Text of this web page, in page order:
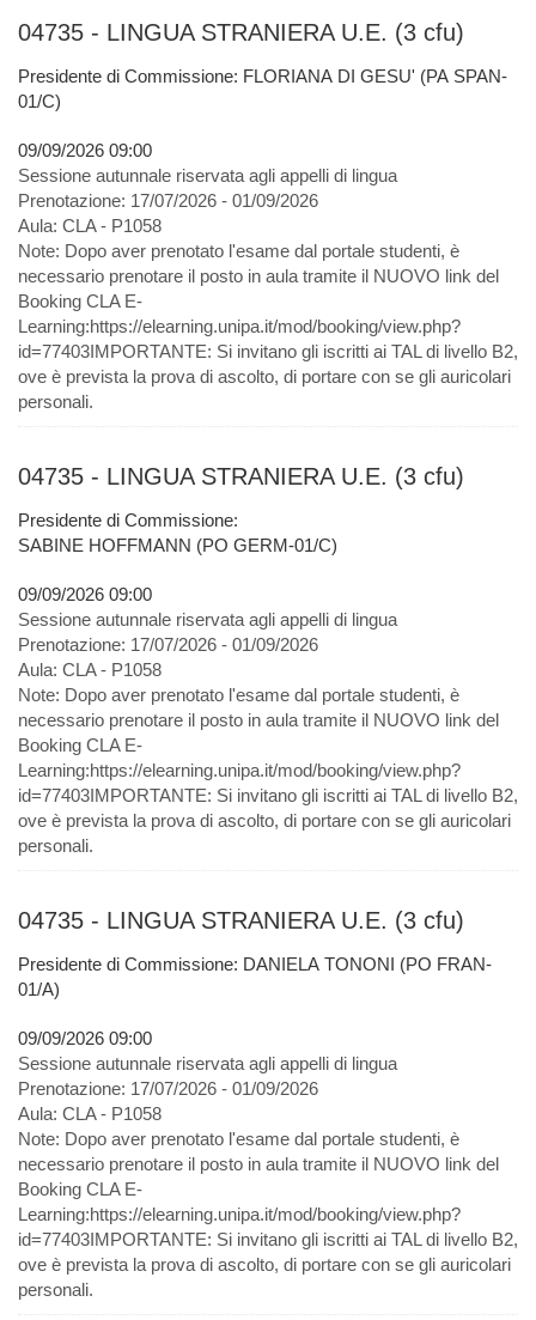
04735 - LINGUA STRANIERA U.E. (3 cfu)
Presidente di Commissione: FLORIANA DI GESU' (PA SPAN-
01/C)
09/09/2026 09:00
Sessione autunnale riservata agli appelli di lingua
Prenotazione: 17/07/2026 - 01/09/2026
Aula: CLA - P1058
Note: Dopo aver prenotato l'esame dal portale studenti, è
necessario prenotare il posto in aula tramite il NUOVO link del
Booking CLA E-
Learning:https://elearning.unipa.it/mod/booking/view.php?
id=77403IMPORTANTE: Si invitano gli iscritti ai TAL di livello B2,
ove è prevista la prova di ascolto, di portare con se gli auricolari
personali.
04735 - LINGUA STRANIERA U.E. (3 cfu)
Presidente di Commissione:
SABINE HOFFMANN (PO GERM-01/C)
09/09/2026 09:00
Sessione autunnale riservata agli appelli di lingua
Prenotazione: 17/07/2026 - 01/09/2026
Aula: CLA - P1058
Note: Dopo aver prenotato l'esame dal portale studenti, è
necessario prenotare il posto in aula tramite il NUOVO link del
Booking CLA E-
Learning:https://elearning.unipa.it/mod/booking/view.php?
id=77403IMPORTANTE: Si invitano gli iscritti ai TAL di livello B2,
ove è prevista la prova di ascolto, di portare con se gli auricolari
personali.
04735 - LINGUA STRANIERA U.E. (3 cfu)
Presidente di Commissione: DANIELA TONONI (PO FRAN-
01/A)
09/09/2026 09:00
Sessione autunnale riservata agli appelli di lingua
Prenotazione: 17/07/2026 - 01/09/2026
Aula: CLA - P1058
Note: Dopo aver prenotato l'esame dal portale studenti, è
necessario prenotare il posto in aula tramite il NUOVO link del
Booking CLA E-
Learning:https://elearning.unipa.it/mod/booking/view.php?
id=77403IMPORTANTE: Si invitano gli iscritti ai TAL di livello B2,
ove è prevista la prova di ascolto, di portare con se gli auricolari
personali.